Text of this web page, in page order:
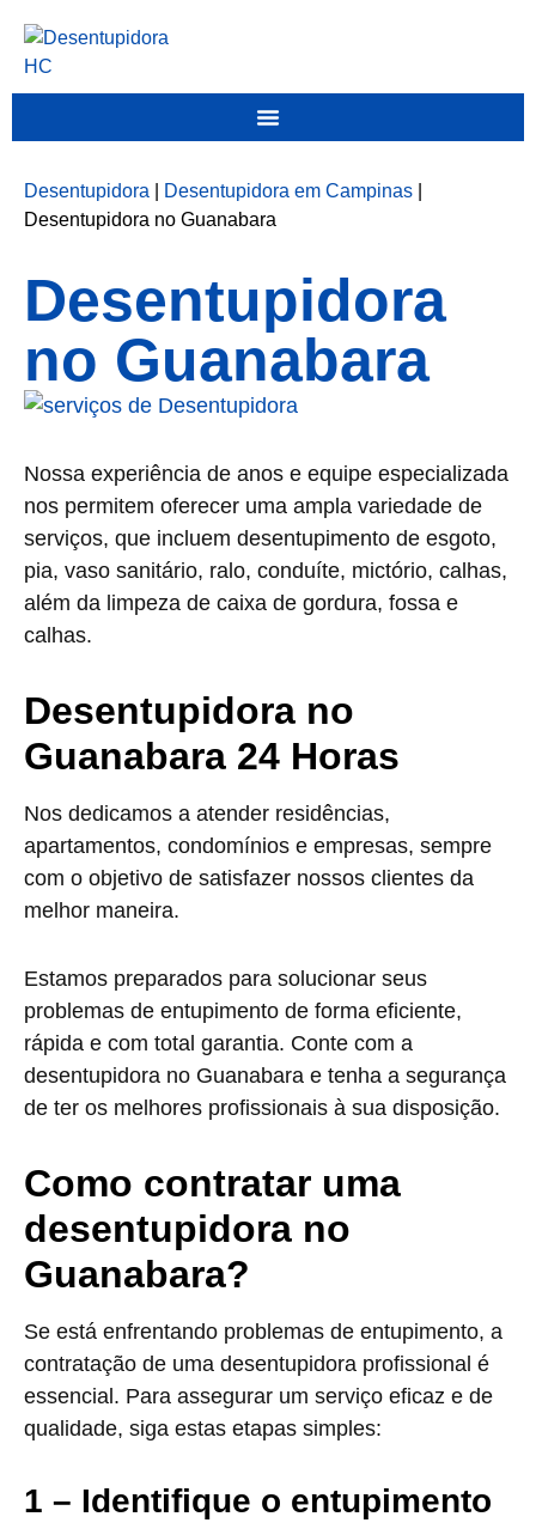
Desentupidora Desentupidora em Campinas
Desentupidora no Guanabara
Desentupidora
no Guanabara
Nossa experiência de anos e equipe especializada
nos permitem oferecer uma ampla variedade de
serviços, que incluem desentupimento de esgoto,
pia, vaso sanitário, ralo, conduíte, mictório, calhas,
além da limpeza de caixa de gordura, fossa e
calhas.
Desentupidora no
Guanabara 24 Horas
Nos dedicamos a atender residências,
apartamentos, condomínios e empresas, sempre
com o objetivo de satisfazer nossos clientes da
melhor maneira.
Estamos preparados para solucionar seus
problemas de entupimento de forma eficiente,
rápida e com total garantia. Conte com a
desentupidora no Guanabara e tenha a segurança
de ter os melhores profissionais à sua disposição.
Como contratar uma
desentupidora no
Guanabara?
Se está enfrentando problemas de entupimento, a
contratação de uma desentupidora profissional é
essencial. Para assegurar um serviço eficaz e de
qualidade, siga estas etapas simples:
1 – Identifique o entupimento